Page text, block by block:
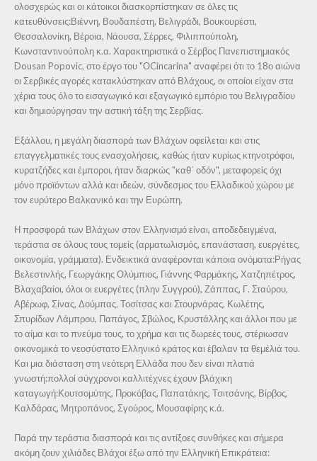
ολοσχερώς και οι κάτοικοι διασκορπίστηκαν σε όλες τις
κατευθύνσεις:Βιέννη, Βουδαπέστη, Βελιγράδι, Βουκουρέστι,
Θεσσαλονίκη, Βέροια, Νάουσα, Σέρρες, Φιλιππούπολη,
Κωνσταντινούπολη κ.α. Χαρακτηριστικά ο Σέρβος Πανεπιστημιακός
Dousan Popovic, στο έργο του "ΟCincarina" αναφέρει ότι το 18ο αιώνα
οι Σερβικές αγορές κατακλύστηκαν από Βλάχους, οι οποίοι είχαν στα
χέρια τους όλο το εισαγωγικό και εξαγωγικό εμπόριο του Βελιγραδίου
και δημιούργησαν την αστική τάξη της Σερβίας.
Εξάλλου, η μεγάλη διασπορά των Βλάχων οφείλεται και στις
επαγγελματικές τους ενασχολήσεις, καθώς ήταν κυρίως κτηνοτρόφοι,
κυρατζήδες και έμποροι, ήταν διαρκώς "καθ΄ οδόν", μεταφορείς όχι
μόνο προϊόντων αλλά και ιδεών, σύνδεσμος του Ελλαδικού χώρου με
τον ευρύτερο Βαλκανικό και την Ευρώπη.
Η προσφορά των Βλάχων στον Ελληνισμό είναι, αποδεδειγμένα,
τεράστια σε όλους τους τομείς (αρματωλισμός, επανάσταση, ευεργέτες,
οικονομία, γράμματα). Ενδεικτικά αναφέρονται κάποια ονόματα:Ρήγας
Βελεστινλής, Γεωργάκης Ολύμπιος, Γιάννης Φαρμάκης, Χατζηπέτρος,
Βλαχαβαίοι, όλοι οι ευεργέτες (πλην Συγγρού), Ζάππας, Γ. Σταύρου,
Αβέρωφ, Σίνας, Δούμπας, Τοσίτσας και Στουρνάρας, Κωλέτης,
Σπυρίδων Λάμπρου, Παπάγος, Σβώλος, Κρυστάλλης και άλλοι που με
το αίμα και το πνεύμα τους, το χρήμα και τις δωρεές τους, στέριωσαν
οικονομικά το νεοσύστατο Ελληνικό κράτος και έβαλαν τα θεμέλιά του.
Και μια διάσταση στη νεότερη Ελλάδα που δεν είναι πλατιά
γνωστή:πολλοί σύγχρονοι καλλιτέχνες έχουν βλάχικη
καταγωγή:Κουτσομύτης, Προκόβας, Παπατάκης, Τσιτσάνης, Βίρβος,
Καλδάρας, Μητροπάνος, Σγούρος, Μουσαφίρης κ.ά.
Παρά την τεράστια διασπορά και τις αντίξοες συνθήκες και σήμερα
ακόμη ζουν χιλιάδες Βλάχοι έξω από την Ελληνική Επικράτεια: